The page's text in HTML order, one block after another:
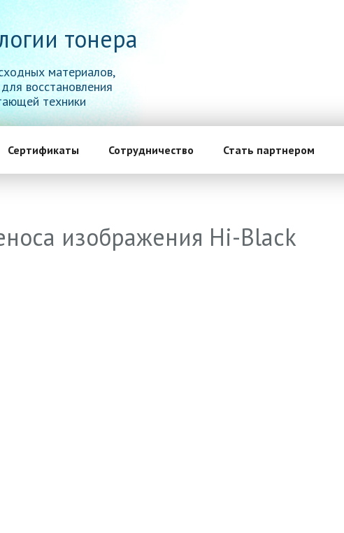
тонера
материалов,
восстановления
техники
Сертификаты Сотрудничество Стать партнером
изображения Hi-Black